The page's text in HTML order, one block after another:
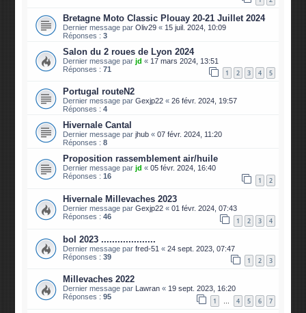
Bretagne Moto Classic Plouay 20-21 Juillet 2024
Dernier message parOliv29 « 15 juil. 2024, 10:09
Réponses :3
Salon du 2 roues de Lyon 2024
Dernier message parjd « 17 mars 2024, 13:51
Réponses :71 1 2 3 4 5
Portugal routeN2
Dernier message parGexjp22 «26 févr. 2024, 19:57
Réponses :4
Hivernale Cantal
Dernier message parjhub «07 févr. 2024, 11:20
Réponses :8
Proposition rassemblement air/huile
Dernier message parjd «05 févr. 2024, 16:40
Réponses :16 1 2
Hivernale Millevaches 2023
Dernier message parGexjp22 «01 févr. 2024, 07:43
Réponses :46 1 2 3 4
bol 2023 ....................
Dernier message parfred-51 «24 sept. 2023, 07:47
Réponses :39 1 2 3
Millevaches 2022
Dernier message par Lawran « 19 sept. 2023, 16:20
Réponses :95 1 … 4 5 6 7